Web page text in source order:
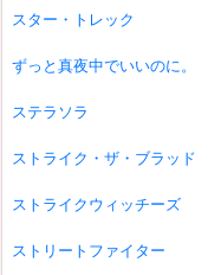
スター・トレック
ずっと真夜中でいいのに。
ステラソラ
ストライク・ザ・ブラッド
ストライクウィッチーズ
ストリートファイター